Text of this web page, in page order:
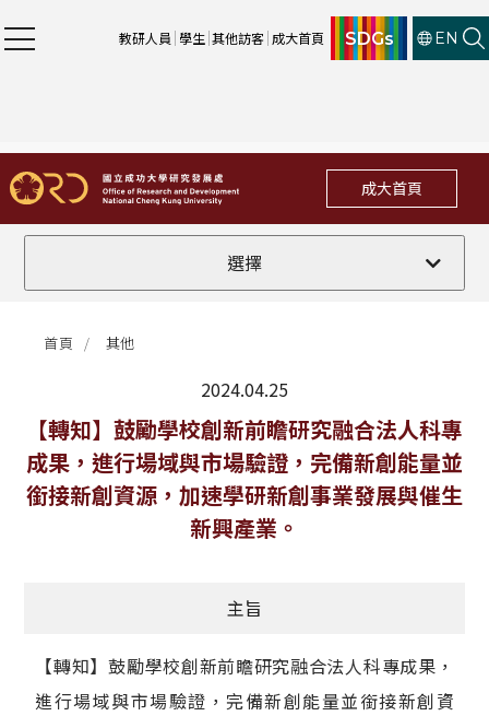
教研人員 學生 其他訪客 成大首頁 SDGs EN
成大首頁
選擇
全部
法規修訂
補助獎項
獲獎名單
其他
首頁 其他
2024.04.25
最新消息
【轉知】鼓勵學校創新前瞻研究融合法人科專
成果，進行場域與市場驗證，完備新創能量並
銜接新創資源，加速學研新創事業發展與催生
新興產業。
主旨
【轉知】鼓勵學校創新前瞻研究融合法人科專成果，
進行場域與市場驗證，完備新創能量並銜接新創資